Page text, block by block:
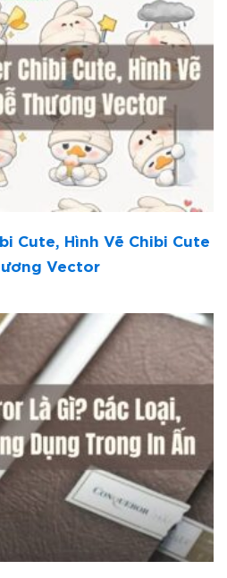
Cute, Hình Vẽ Chibi Cute
Vector